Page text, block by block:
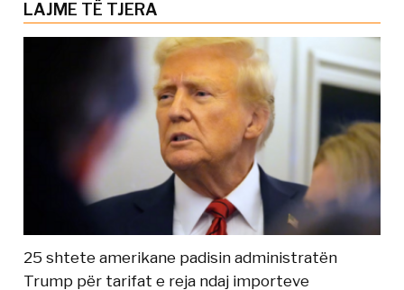
LAJME TË TJERA
25 shtete amerikane padisin administratën
Trump për tarifat e reja ndaj importeve